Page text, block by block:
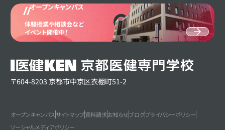
OPEN
オープンキャンパス
体験授業や相談会など
イベント開催中！
〒604-8203 京都市中京区衣棚町51-2
オープンキャンパス サイトマップ資料請求お知らせブログプライバシーポリシー
ソーシャルメディアポリシー